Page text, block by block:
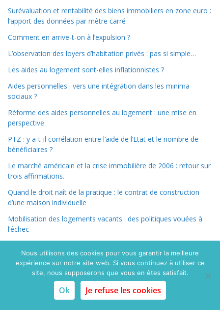
Surévaluation et rentabilité des biens immobiliers en zone euro :
l’apport des données par mètre carré
Comment en arrive-t-on à l’expulsion ?
L’observation des loyers d’habitation privés : pas si simple…
Les aides au logement sont-elles inflationnistes ?
Aides personnelles : vers une intégration dans les minima
sociaux ?
Réforme des aides personnelles au logement : une mise en
perspective
PTZ : y a-t-il corrélation entre l’aide de l’Etat et le nombre de
bénéficiaires ?
Le marché américain et la crise immobilière de 2006 : retour sur
trois affirmations.
Quand le droit naît de la pratique : le contrat de construction
d’une maison individuelle
Mobilisation des logements vacants : des politiques vouées à
l’échec
Accession à la propriété : l’ingénierie juridique peut-elle
neutraliser le coût du foncier ? Bail emphytéotique, community
land trust et BRILO.
Peut-on assurer la solidité du système bancaire aux dépens des
Nous utilisons des cookies pour vous garantir la meilleure
expérience sur notre site web. Si vous continuez à utiliser ce
site, nous supposerons que vous en êtes satisfait.
Ok Je refuse les cookies